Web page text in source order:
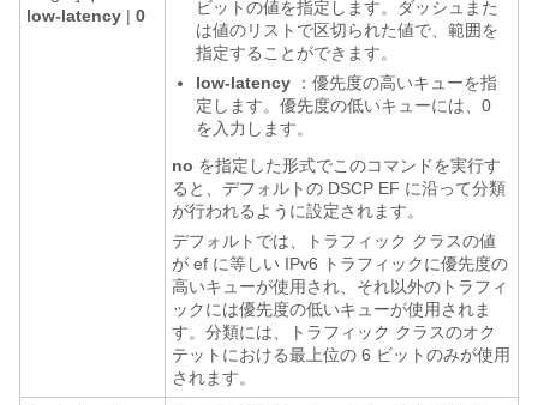
low-latency | 0
ビットの値を指定します。ダッシュまた
は値のリストで区切られた値で、範囲を
指定することができます。
low-latency
：優先度の高いキューを指
定します。優先度の低いキューには、0
を入力します。
no を指定した形式でこのコマンドを実行す
ると、デフォルトの DSCP EF に沿って分類
が行われるように設定されます。
デフォルトでは、トラフィック クラスの値
が ef に等しい IPv6 トラフィックに優先度の
高いキューが使用され、それ以外のトラフィ
ックには優先度の低いキューが使用されま
す。分類には、トラフィック クラスのオク
テットにおける最上位の 6 ビットのみが使用
されます。